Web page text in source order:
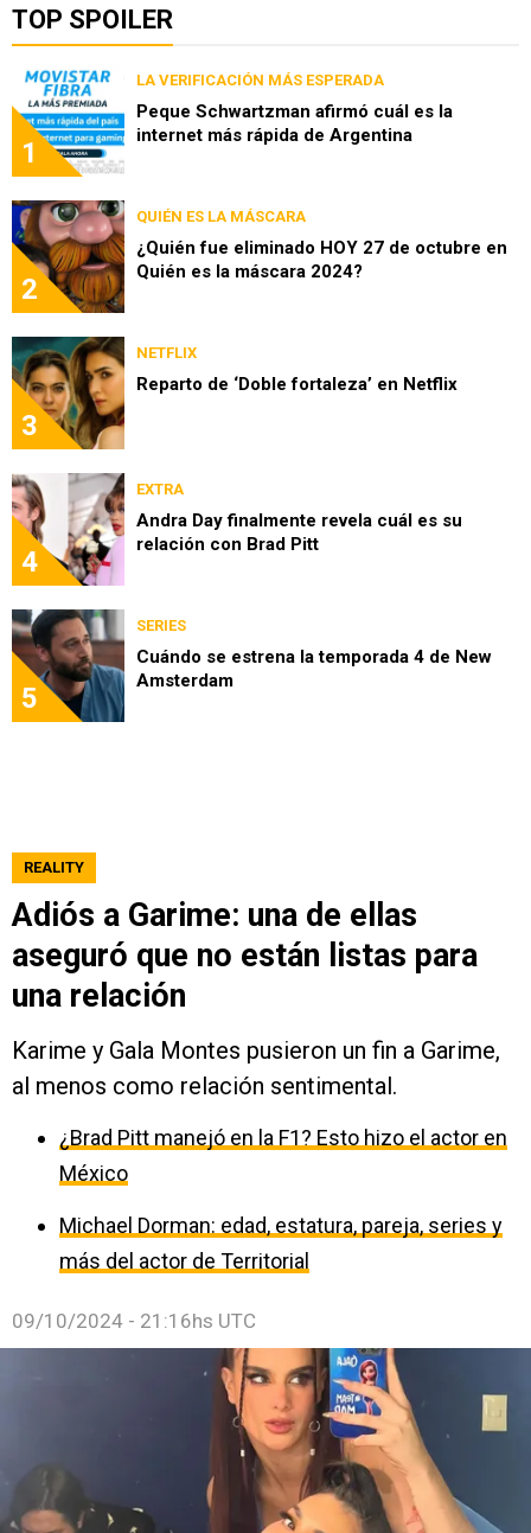
TOP SPOILER
1
LA VERIFICACIÓN MÁS ESPERADA
Peque Schwartzman afirmó cuál es la
internet más rápida de Argentina
2
QUIÉN ES LA MÁSCARA
¿Quién fue eliminado HOY 27 de octubre en
Quién es la máscara 2024?
3
NETFLIX
Reparto de ‘Doble fortaleza’ en Netflix
4
EXTRA
Andra Day finalmente revela cuál es su
relación con Brad Pitt
5
SERIES
Cuándo se estrena la temporada 4 de New
Amsterdam
REALITY
Adiós a Garime: una de ellas
aseguró que no están listas para
una relación
Karime y Gala Montes pusieron un fin a Garime,
al menos como relación sentimental.
¿Brad Pitt manejó en la F1? Esto hizo el actor en
México
Michael Dorman: edad, estatura, pareja, series y
más del actor de Territorial
09/10/2024 - 21:16hs UTC